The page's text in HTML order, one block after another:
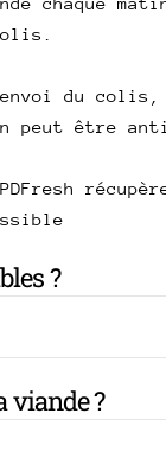
l'envoi du
peut être
?
viande ?